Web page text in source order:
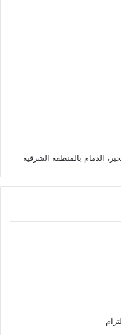
الدمام بالمنطقة الشرقية